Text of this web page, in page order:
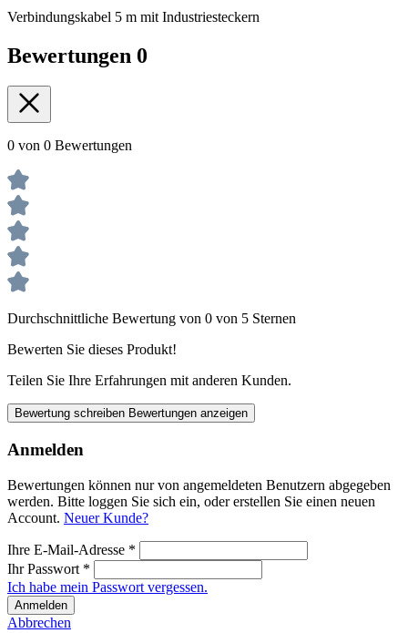
Verbindungskabel 5 m mit Industriesteckern
Bewertungen 0
0 von 0 Bewertungen
Durchschnittliche Bewertung von 0 von 5 Sternen
Bewerten Sie dieses Produkt!
Teilen Sie Ihre Erfahrungen mit anderen Kunden.
Bewertung schreiben Bewertungen anzeigen
Anmelden
Bewertungen können nur von angemeldeten Benutzern abgegeben
werden. Bitte loggen Sie sich ein, oder erstellen Sie einen neuen
Account. Neuer Kunde?
Ihre E-Mail-Adresse *
Ihr Passwort *
Ich habe mein Passwort vergessen.
Anmelden
Abbrechen